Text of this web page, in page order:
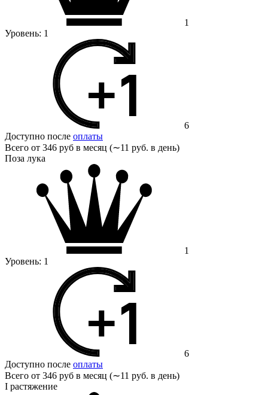
1
Уровень: 1
6
Доступно после оплаты
Всего от 346 руб в месяц (∼11 руб. в день)
Поза лука
1
Уровень: 1
6
Доступно после оплаты
Всего от 346 руб в месяц (∼11 руб. в день)
I растяжение